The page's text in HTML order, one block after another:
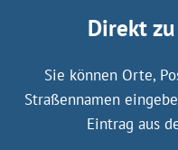
Direkt
Sie können Orte,
Straßennamen
Eintrag aus